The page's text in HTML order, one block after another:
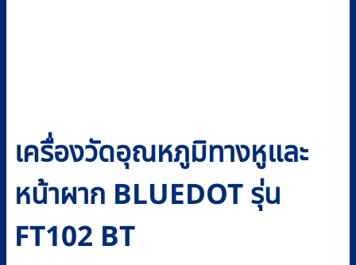
เครื่องวัดอุณหภูมิทางหูและ
หน้าผาก BLUEDOT รุ่น
FT102 BT